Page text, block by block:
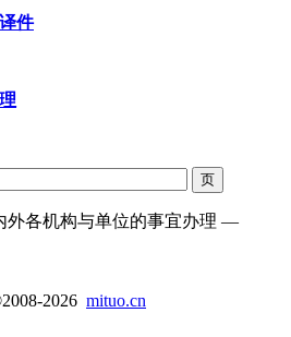
件
各机构与单位的事宜办理 —
2026 mituo.cn